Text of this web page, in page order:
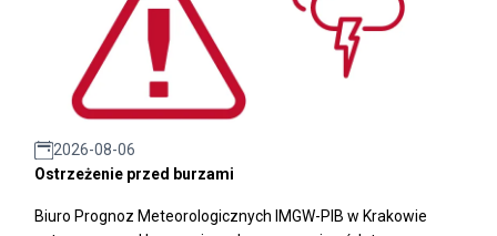
2026-08-06
Ostrzeżenie przed burzami
Biuro Prognoz Meteorologicznych IMGW-PIB w Krakowie